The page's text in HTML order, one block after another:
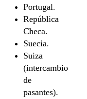
Portugal.
República
Checa.
Suecia.
Suiza
(intercambio
de
pasantes).